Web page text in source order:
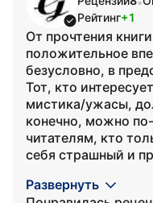
Рейтинг+1
От прочтения
положительное
безусловно, в
Тот, кто
мистика/ужасы,
конечно, можно
читателям, кто
себя страшный и
Развернуть